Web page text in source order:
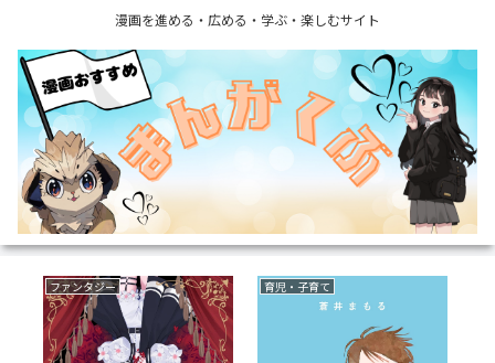
漫画を進める・広める・学ぶ・楽しむサイト
ファンタジー 育児・子育て